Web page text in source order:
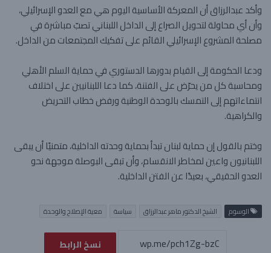
وأكد عبدالرزاق أن المعركة الأساسية اليوم هي مع العدو الإسرائيلي،
وأن أي محاولة لتحويل الصراع إلى الداخل اللبناني تصبّ مباشرة في
مصلحة المشروع الإسرائيلي القائم على تفكيك المجتمعات من الداخل.
ودعا الحكومة إلى القيام بدورها الدستوري في حماية السلم الأهلي
ومحاسبة كل من يحرّض على الفتنة، كما دعا اللبنانيين على اختلاف
انتماءاتهم إلى التمسك بالوحدة الوطنية ورفض خطاب التحريض
والكراهية.
وختم بالقول إن حماية لبنان تبدأ بحماية وحدته الداخلية، متمنيًا أن يبقى
اللبنانيون واعين لمخاطر الانقسام، وأن تبقى البوصلة موجهة نحو
العدو الحقيقي، بعيدًا عن الفتن الداخلية.
الوسوم الشيخ الدكتور ماهر عبدالرزاق سياسة معية الإصلاح والوحدة
نسخ الرابط